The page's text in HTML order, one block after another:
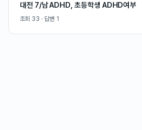
대전 7/남 ADHD, 초등학생 ADHD여부
조회 33 · 답변 1